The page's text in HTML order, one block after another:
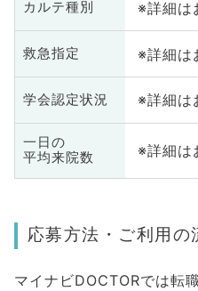
カルテ種別 ※詳細は
救急指定 ※詳細は
学会認定状況 ※詳細は
一日の
平均来院数
※詳細は
応募方法・ご利用の
マイナビDOCTORでは転